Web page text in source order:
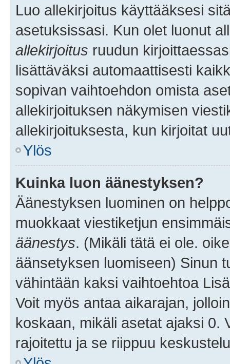
Luo allekirjoitus käyttääksesi
asetuksissasi. Kun olet luonut
allekirjoitus ruudun
lisättäväksi automaattisesti
sopivan vaihtoehdon omista
allekirjoituksen näkymisen
allekirjoituksesta, kun kirjoitat
Ylös
Kuinka luon äänestyksen?
Äänestyksen luominen on
muokkaat viestiketjun
äänestys. (Mikäli tätä ei ole.
äänsetyksen luomiseen) Sinun
vähintään kaksi vaihtoehtoa
Voit myös antaa aikarajan,
koskaan, mikäli asetat ajaksi 0.
rajoitettu ja se riippuu